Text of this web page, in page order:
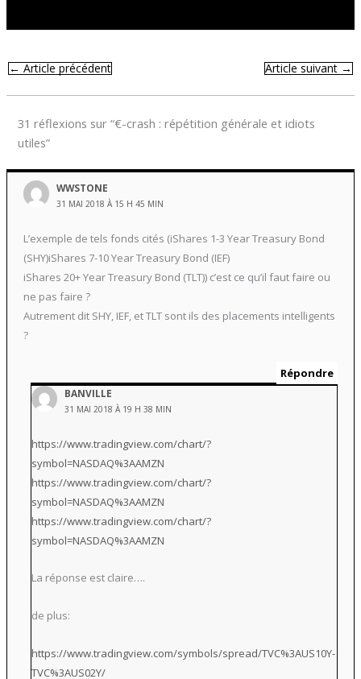
←Article précédent Article suivant→
31 réflexions sur “€-crash : répétition générale et idiots
utiles”
WWSTONE
31 MAI 2018 À 15 H 45 MIN
L’exemple de tels fonds cités (iShares 1-3 Year Treasury Bond
(SHY)iShares 7-10 Year Treasury Bond (IEF)
iShares 20+ Year Treasury Bond (TLT)) c’est ce qu’il faut faire ou
ne pas faire ?
Autrement dit SHY, IEF, et TLT sont ils des placements intelligents
?
Répondre
BANVILLE
31 MAI 2018 À 19 H 38 MIN
https://www.tradingview.com/chart/?
symbol=NASDAQ%3AAMZN
https://www.tradingview.com/chart/?
symbol=NASDAQ%3AAMZN
https://www.tradingview.com/chart/?
symbol=NASDAQ%3AAMZN
La réponse est claire….
de plus:
https://www.tradingview.com/symbols/spread/TVC%3AUS10Y-
TVC%3AUS02Y/